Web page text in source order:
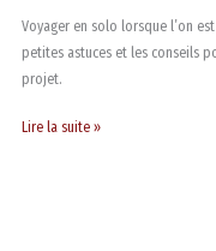
Voyager en solo lorsque l’on
petites astuces et les conseils
projet.
Lire la suite »